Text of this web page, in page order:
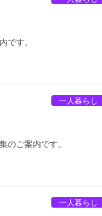
です。
一人暮らし
のご案内です。
一人暮らし